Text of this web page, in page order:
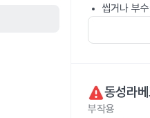
씹거나 부
동성라
부작용